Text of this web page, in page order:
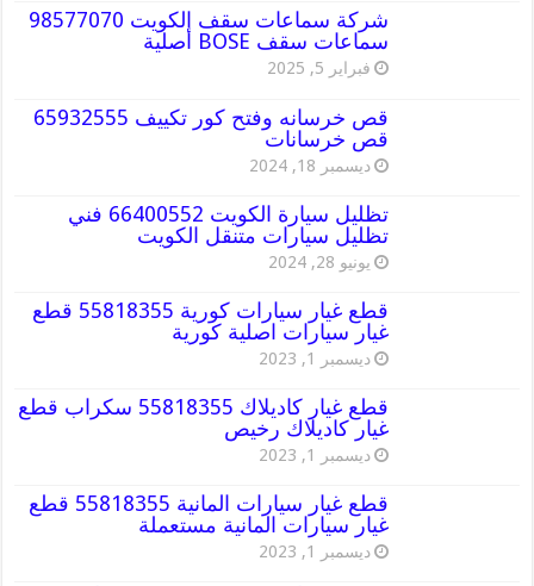
شركة سماعات سقف الكويت 98577070
سماعات سقف BOSE أصلية
فبراير 5, 2025
قص خرسانه وفتح كور تكييف 65932555
قص خرسانات
ديسمبر 18, 2024
تظليل سيارة الكويت 66400552 فني
تظليل سيارات متنقل الكويت
يونيو 28, 2024
قطع غيار سيارات كورية 55818355 قطع
غيار سيارات اصلية كورية
ديسمبر 1, 2023
قطع غيار كاديلاك 55818355 سكراب قطع
غيار كاديلاك رخيص
ديسمبر 1, 2023
قطع غيار سيارات المانية 55818355 قطع
غيار سيارات المانية مستعملة
ديسمبر 1, 2023